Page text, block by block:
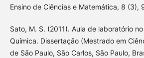
Ensino de Ciências e Matemática, 8 (3),
Sato, M. S. (2011). Aula de laboratório
Química. Dissertação (Mestrado em
de São Paulo, São Carlos, São Paulo,